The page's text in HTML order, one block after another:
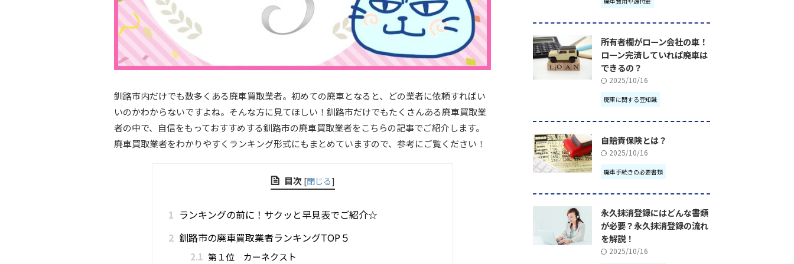
釧路市内だけでも数多くある廃車買取業者。初めての廃車となると、どの業者に依頼すればい
いのかわからないですよね。そんな方に見てほしい！釧路市だけでもたくさんある廃車買取業
者の中で、自信をもっておすすめする釧路市の廃車買取業者をこちらの記事でご紹介します。
廃車買取業者をわかりやすくランキング形式にもまとめていますので、参考にご覧ください！
目次 [閉じる]
1 ランキングの前に！サクッと早見表でご紹介☆
2 釧路市の廃車買取業者ランキングTOP５
2.1 第１位 カーネクスト
所有者欄がローン会社の車！
ローン完済していれば廃車は
できるの？
2025/10/16
廃車に関する豆知識
自賠責保険とは？
2025/10/16
廃車手続きの必要書類
永久抹消登録にはどんな書類
が必要？永久抹消登録の流れ
を解説！
2025/10/16